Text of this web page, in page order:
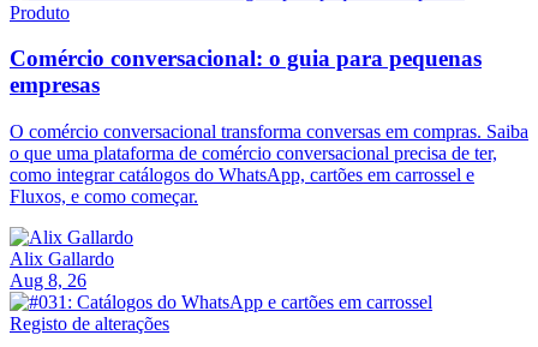
Produto
Comércio conversacional: o guia para pequenas
empresas
O comércio conversacional transforma conversas em compras. Saiba
o que uma plataforma de comércio conversacional precisa de ter,
como integrar catálogos do WhatsApp, cartões em carrossel e
Fluxos, e como começar.
Alix Gallardo
Aug 8, 26
Registo de alterações